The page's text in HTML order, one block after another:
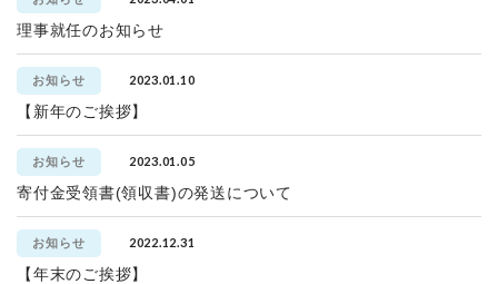
理事就任のお知らせ
お知らせ 2023.01.10
【新年のご挨拶】
お知らせ 2023.01.05
寄付金受領書(領収書)の発送について
お知らせ 2022.12.31
【年末のご挨拶】